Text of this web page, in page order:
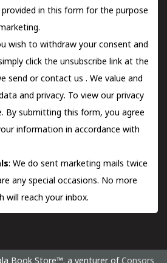
in this form for the purpose
wish to withdraw your consent and
click the unsubscribe link at the
send orcontact us . We value and
and privacy. To view our privacy
By submitting this form, you agree
information in accordance with
: We do sent marketing mails twice
any special occasions. No more
will reach your inbox.